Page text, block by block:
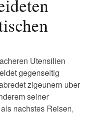
Utensilien
gegenseitig
zigeunern uber
seiner
nachstes Reisen,